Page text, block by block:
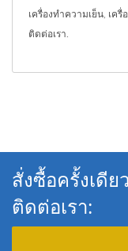
เครื่องทำความเย็น เครื่
ติดต่อเรา
สั่งซื้อครั้งเดี
ติดต่อเรา: